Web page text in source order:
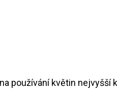
používání květin nejvyšší